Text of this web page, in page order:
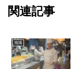
関連記事
地域